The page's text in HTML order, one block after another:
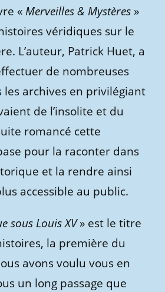
«Merveilles & Mystères »
véridiques sur le
L’auteur, Patrick Huet, a
de nombreuses
les archives en privilégiant
de l’insolite et du
romancé cette
pour la raconter dans
et la rendre ainsi
accessible au public.
sous Louis XV» est le titre
la première du
avons voulu vous en
un long passage que